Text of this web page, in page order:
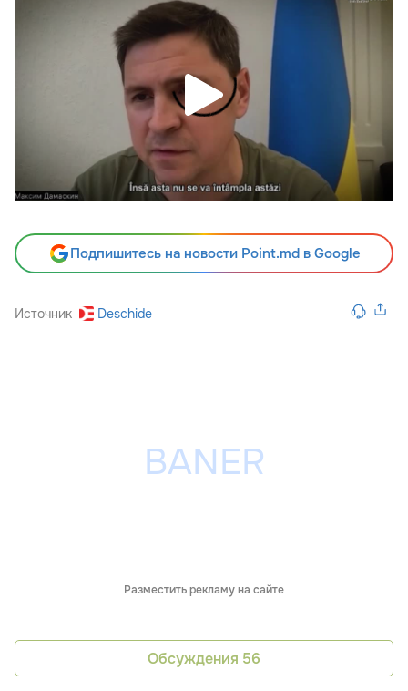
Подпишитесь на новости Point.md в Google
Источник Deschide
Разместить рекламу на сайте
Обсуждения 56